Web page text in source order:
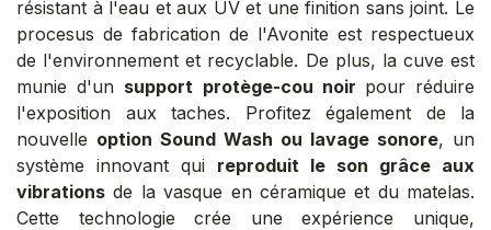
résistant à l'eau et aux UV et une finition sans joint. Le
procesus de fabrication de l'Avonite est respectueux
de l'environnement et recyclable. De plus, la cuve est
munie d'un support protège-cou noir pour réduire
l'exposition aux taches. Profitez également de la
nouvelle option Sound Wash ou lavage sonore, un
système innovant qui reproduit le son grâce aux
vibrations de la vasque en céramique et du matelas.
Cette technologie crée une expérience unique,